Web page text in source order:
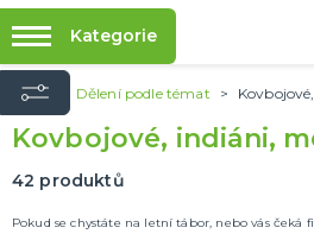
Půjčovna kostýmů
Párty výzdoba na klíč
Nafukování balónků
Prodejny
Kategorie
ROZLUČKA SE SVOBODOU
Doplňky pro nevěstu
Doplňky pro ženicha
Úvod Dělení podle témat
Kovbojové, indiáni,
42 produktů
Pokud se chystáte na letní tábor, nebo vás